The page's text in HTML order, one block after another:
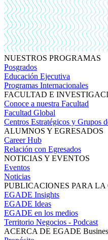
NUESTROS PROGRAMAS
Posgrados
Educación Ejecutiva
Programas Internacionales
FACULTAD E
Conoce a nuestra Facultad
Facultad Global
Centros Estratégicos y Grupos
ALUMNOS Y EGRESADOS
Career Hub
Relación con Egresados
NOTICIAS Y EVENTOS
Eventos
Noticias
PUBLICACIONES PARA
EGADE Insights
EGADE Ideas
EGADE en los medios
Territorio Negocios - Podcast
ACERCA DE EGADE